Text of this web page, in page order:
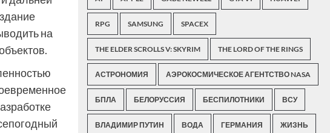
на
RPG SAMSUNG SPACEX
THE ELDER SCROLLS V: SKYRIM THE LORD OF THE RINGS
АСТРОНОМИЯ АЭРОКОСМИЧЕСКОЕ АГЕНТСТВО NASA
БПЛА БЕЛОРУССИЯ БЕСПИЛОТНИКИ ВСУ
ВЛАДИМИР ПУТИН ВОДА ГЕРМАНИЯ ЖИЗНЬ